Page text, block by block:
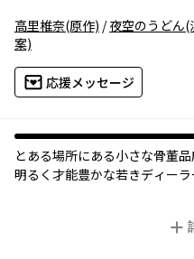
高里椎奈(原作) /夜空のうどん(
案)
応援メッセージ
とある場所にある小さな骨董品
明るく才能豊かな若きディー
そして、弟の海星にはアンテ